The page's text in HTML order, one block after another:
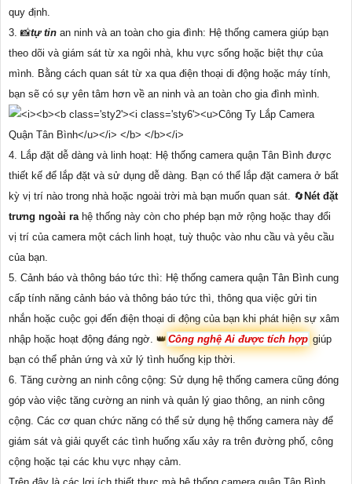
quy định.
3. 📸tự tin an ninh và an toàn cho gia đình: Hệ thống camera giúp bạn
theo dõi và giám sát từ xa ngôi nhà, khu vực sống hoặc biệt thự của
mình. Bằng cách quan sát từ xa qua điện thoại di động hoặc máy tính,
bạn sẽ có sự yên tâm hơn về an ninh và an toàn cho gia đình mình.
4. Lắp đặt dễ dàng và linh hoạt: Hệ thống camera quận Tân Bình được
thiết kế để lắp đặt và sử dụng dễ dàng. Bạn có thể lắp đặt camera ở bất
kỳ vị trí nào trong nhà hoặc ngoài trời mà bạn muốn quan sát. 🔄 Nét đặt
trưng ngoài ra hệ thống này còn cho phép bạn mở rộng hoặc thay đổi
vị trí của camera một cách linh hoạt, tuỳ thuộc vào nhu cầu và yêu cầu
của bạn.
5. Cảnh báo và thông báo tức thì: Hệ thống camera quận Tân Bình cung
cấp tính năng cảnh báo và thông báo tức thì, thông qua việc gửi tin
nhắn hoặc cuộc gọi đến điện thoại di động của bạn khi phát hiện sự xâm
nhập hoặc hoạt động đáng ngờ. 👑 Công nghệ Ai được tích hợp giúp
bạn có thể phản ứng và xử lý tình huống kịp thời.
6. Tăng cường an ninh công cộng: Sử dụng hệ thống camera cũng đóng
góp vào việc tăng cường an ninh và quản lý giao thông, an ninh công
cộng. Các cơ quan chức năng có thể sử dụng hệ thống camera này để
giám sát và giải quyết các tình huống xấu xảy ra trên đường phố, công
cộng hoặc tại các khu vực nhạy cảm.